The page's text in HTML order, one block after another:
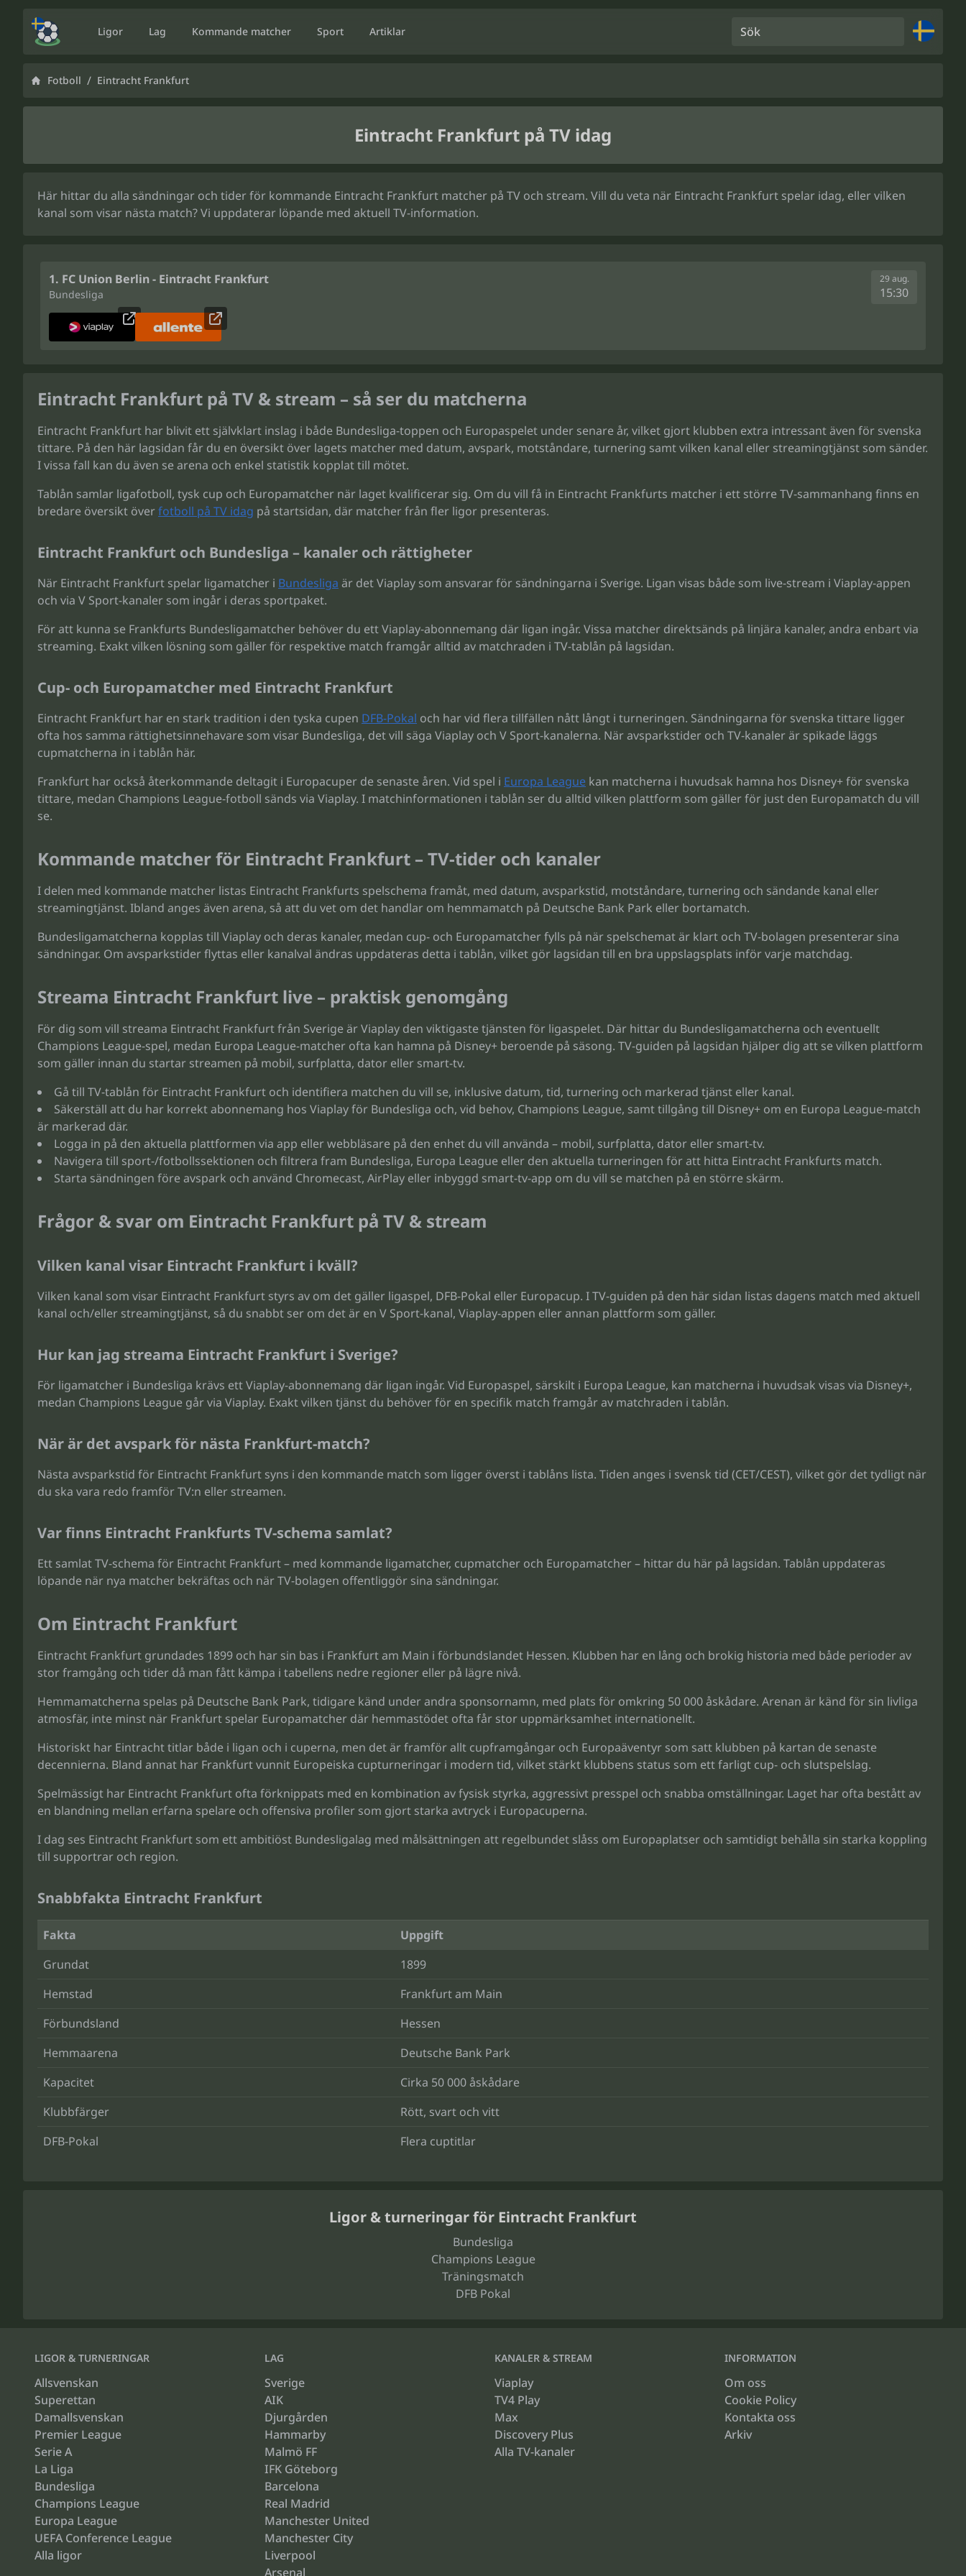
Ligor Lag Kommande matcher Sport Artiklar Sök
Fotboll / Eintracht Frankfurt
Eintracht Frankfurt på TV idag
Här hittar du alla sändningar och tider för kommande Eintracht Frankfurt matcher på TV och stream. Vill du veta när Eintracht Frankfurt spelar idag, eller vilken
kanal som visar nästa match? Vi uppdaterar löpande med aktuell TV-information.
1. FC Union Berlin - Eintracht Frankfurt
Bundesliga
29 aug.
15:30
Eintracht Frankfurt på TV & stream – så ser du matcherna
Eintracht Frankfurt har blivit ett självklart inslag i både Bundesliga-toppen och Europaspelet under senare år, vilket gjort klubben extra intressant även för svenska
tittare. På den här lagsidan får du en översikt över lagets matcher med datum, avspark, motståndare, turnering samt vilken kanal eller streamingtjänst som sänder.
I vissa fall kan du även se arena och enkel statistik kopplat till mötet.
Tablån samlar ligafotboll, tysk cup och Europamatcher när laget kvalificerar sig. Om du vill få in Eintracht Frankfurts matcher i ett större TV-sammanhang finns en
bredare översikt överfotboll på TV idag på startsidan, där matcher från fler ligor presenteras.
Eintracht Frankfurt och Bundesliga – kanaler och rättigheter
När Eintracht Frankfurt spelar ligamatcher i Bundesliga är det Viaplay som ansvarar för sändningarna i Sverige. Ligan visas både som live-stream i Viaplay-appen
och via V Sport-kanaler som ingår i deras sportpaket.
För att kunna se Frankfurts Bundesligamatcher behöver du ett Viaplay-abonnemang där ligan ingår. Vissa matcher direktsänds på linjära kanaler, andra enbart via
streaming. Exakt vilken lösning som gäller för respektive match framgår alltid av matchraden i TV-tablån på lagsidan.
Cup- och Europamatcher med Eintracht Frankfurt
Eintracht Frankfurt har en stark tradition i den tyska cupen DFB-Pokal och har vid flera tillfällen nått långt i turneringen. Sändningarna för svenska tittare ligger
ofta hos samma rättighetsinnehavare som visar Bundesliga, det vill säga Viaplay och V Sport-kanalerna. När avsparkstider och TV-kanaler är spikade läggs
cupmatcherna in i tablån här.
Frankfurt har också återkommande deltagit i Europacuper de senaste åren. Vid spel i Europa League kan matcherna i huvudsak hamna hos Disney+ för svenska
tittare, medan Champions League-fotboll sänds via Viaplay. I matchinformationen i tablån ser du alltid vilken plattform som gäller för just den Europamatch du vill
se.
Kommande matcher för Eintracht Frankfurt – TV-tider och kanaler
I delen med kommande matcher listas Eintracht Frankfurts spelschema framåt, med datum, avsparkstid, motståndare, turnering och sändande kanal eller
streamingtjänst. Ibland anges även arena, så att du vet om det handlar om hemmamatch på Deutsche Bank Park eller bortamatch.
Bundesligamatcherna kopplas till Viaplay och deras kanaler, medan cup- och Europamatcher fylls på när spelschemat är klart och TV-bolagen presenterar sina
sändningar. Om avsparkstider flyttas eller kanalval ändras uppdateras detta i tablån, vilket gör lagsidan till en bra uppslagsplats inför varje matchdag.
Streama Eintracht Frankfurt live – praktisk genomgång
För dig som vill streama Eintracht Frankfurt från Sverige är Viaplay den viktigaste tjänsten för ligaspelet. Där hittar du Bundesligamatcherna och eventuellt
Champions League-spel, medan Europa League-matcher ofta kan hamna på Disney+ beroende på säsong. TV-guiden på lagsidan hjälper dig att se vilken plattform
som gäller innan du startar streamen på mobil, surfplatta, dator eller smart-tv.
Gå till TV-tablån för Eintracht Frankfurt och identifiera matchen du vill se, inklusive datum, tid, turnering och markerad tjänst eller kanal.
Säkerställ att du har korrekt abonnemang hos Viaplay för Bundesliga och, vid behov, Champions League, samt tillgång till Disney+ om en Europa League-match
är markerad där.
Logga in på den aktuella plattformen via app eller webbläsare på den enhet du vill använda – mobil, surfplatta, dator eller smart-tv.
Navigera till sport-/fotbollssektionen och filtrera fram Bundesliga, Europa League eller den aktuella turneringen för att hitta Eintracht Frankfurts match.
Starta sändningen före avspark och använd Chromecast, AirPlay eller inbyggd smart-tv-app om du vill se matchen på en större skärm.
Frågor & svar om Eintracht Frankfurt på TV & stream
Vilken kanal visar Eintracht Frankfurt i kväll?
Vilken kanal som visar Eintracht Frankfurt styrs av om det gäller ligaspel, DFB-Pokal eller Europacup. I TV-guiden på den här sidan listas dagens match med aktuell
kanal och/eller streamingtjänst, så du snabbt ser om det är en V Sport-kanal, Viaplay-appen eller annan plattform som gäller.
Hur kan jag streama Eintracht Frankfurt i Sverige?
För ligamatcher i Bundesliga krävs ett Viaplay-abonnemang där ligan ingår. Vid Europaspel, särskilt i Europa League, kan matcherna i huvudsak visas via Disney+,
medan Champions League går via Viaplay. Exakt vilken tjänst du behöver för en specifik match framgår av matchraden i tablån.
När är det avspark för nästa Frankfurt-match?
Nästa avsparkstid för Eintracht Frankfurt syns i den kommande match som ligger överst i tablåns lista. Tiden anges i svensk tid (CET/CEST), vilket gör det tydligt när
du ska vara redo framför TV:n eller streamen.
Var finns Eintracht Frankfurts TV-schema samlat?
Ett samlat TV-schema för Eintracht Frankfurt – med kommande ligamatcher, cupmatcher och Europamatcher – hittar du här på lagsidan. Tablån uppdateras
löpande när nya matcher bekräftas och när TV-bolagen offentliggör sina sändningar.
Om Eintracht Frankfurt
Eintracht Frankfurt grundades 1899 och har sin bas i Frankfurt am Main i förbundslandet Hessen. Klubben har en lång och brokig historia med både perioder av
stor framgång och tider då man fått kämpa i tabellens nedre regioner eller på lägre nivå.
Hemmamatcherna spelas på Deutsche Bank Park, tidigare känd under andra sponsornamn, med plats för omkring 50 000 åskådare. Arenan är känd för sin livliga
atmosfär, inte minst när Frankfurt spelar Europamatcher där hemmastödet ofta får stor uppmärksamhet internationellt.
Historiskt har Eintracht titlar både i ligan och i cuperna, men det är framför allt cupframgångar och Europaäventyr som satt klubben på kartan de senaste
decennierna. Bland annat har Frankfurt vunnit Europeiska cupturneringar i modern tid, vilket stärkt klubbens status som ett farligt cup- och slutspelslag.
Spelmässigt har Eintracht Frankfurt ofta förknippats med en kombination av fysisk styrka, aggressivt presspel och snabba omställningar. Laget har ofta bestått av
en blandning mellan erfarna spelare och offensiva profiler som gjort starka avtryck i Europacuperna.
I dag ses Eintracht Frankfurt som ett ambitiöst Bundesligalag med målsättningen att regelbundet slåss om Europaplatser och samtidigt behålla sin starka koppling
till supportrar och region.
Snabbfakta Eintracht Frankfurt
Fakta
Uppgift
Grundat
1899
Hemstad
Frankfurt am Main
Förbundsland
Hessen
Hemmaarena
Deutsche Bank Park
Kapacitet
Cirka 50 000 åskådare
Klubbfärger
Rött, svart och vitt
DFB-Pokal
Flera cuptitlar
Ligor & turneringar för Eintracht Frankfurt
Bundesliga
Champions League
Träningsmatch
DFB Pokal
LIGOR & TURNERINGAR
Allsvenskan
Superettan
Damallsvenskan
Premier League
Serie A
La Liga
Bundesliga
Champions League
Europa League
UEFA Conference League
Alla ligor
LAG
Sverige
AIK
Djurgården
Hammarby
Malmö FF
IFK Göteborg
Barcelona
Real Madrid
Manchester United
Manchester City
Liverpool
Arsenal
KANALER & STREAM
Viaplay
TV4 Play
Max
Discovery Plus
Alla TV-kanaler
INFORMATION
Om oss
Cookie Policy
Kontakta oss
Arkiv